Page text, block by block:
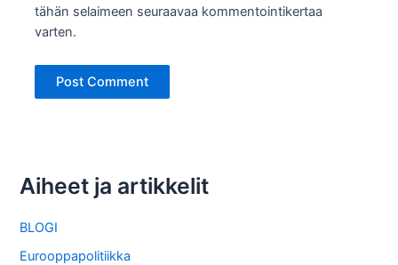
tähän selaimeen seuraavaa kommentointikertaa
varten.
Aiheet ja artikkelit
BLOGI
Eurooppapolitiikka